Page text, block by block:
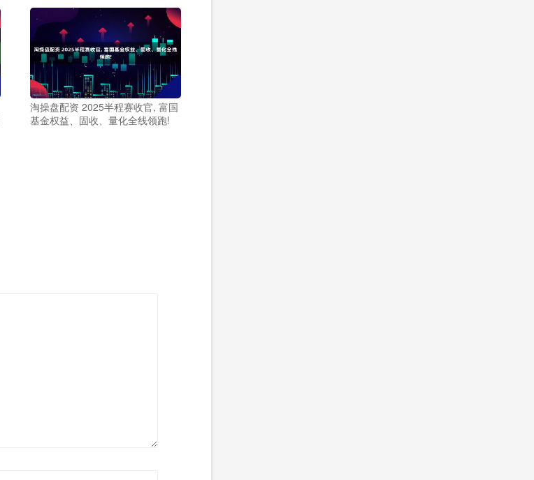
淘操盘配资 2025半程赛收官, 富国
基金权益、固收、量化全线领跑!